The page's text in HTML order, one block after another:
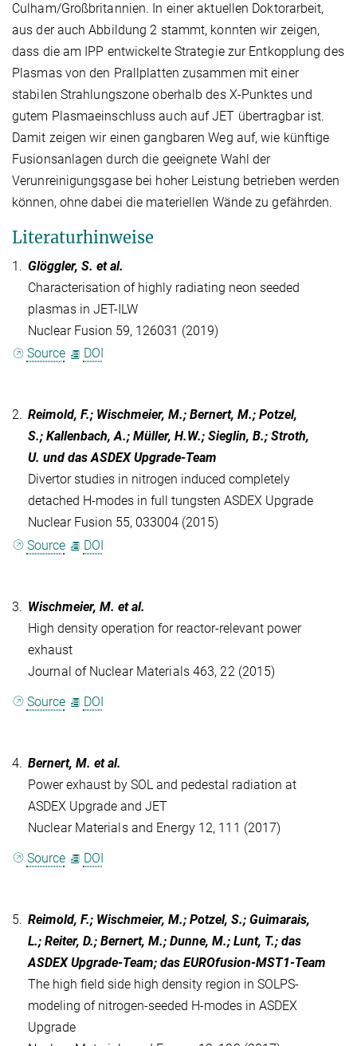
Culham/Großbritannien. In einer aktuellen Doktorarbeit,
aus der auch Abbildung 2 stammt, konnten wir zeigen,
dass die am IPP entwickelte Strategie zur Entkopplung des
Plasmas von den Prallplatten zusammen mit einer
stabilen Strahlungszone oberhalb des X-Punktes und
gutem Plasmaeinschluss auch auf JET übertragbar ist.
Damit zeigen wir einen gangbaren Weg auf, wie künftige
Fusionsanlagen durch die geeignete Wahl der
Verunreinigungsgase bei hoher Leistung betrieben werden
können, ohne dabei die materiellen Wände zu gefährden.
Literaturhinweise
1. Glöggler, S. et al.
Characterisation of highly radiating neon seeded
plasmas in JET-ILW
Nuclear Fusion 59, 126031 (2019)
Source
DOI
2. Reimold, F.; Wischmeier, M.; Bernert, M.; Potzel,
S.; Kallenbach, A.; Müller, H.W.; Sieglin, B.; Stroth,
U. und das ASDEX Upgrade-Team
Divertor studies in nitrogen induced completely
detached H-modes in full tungsten ASDEX Upgrade
Nuclear Fusion 55, 033004 (2015)
Source
DOI
3. Wischmeier, M. et al.
High density operation for reactor-relevant power
exhaust
Journal of Nuclear Materials 463, 22 (2015)
Source DOI
4. Bernert, M. et al.
Power exhaust by SOL and pedestal radiation at
ASDEX Upgrade and JET
Nuclear Materials and Energy 12, 111 (2017)
Source DOI
5. Reimold, F.; Wischmeier, M.; Potzel, S.; Guimarais,
L.; Reiter, D.; Bernert, M.; Dunne, M.; Lunt, T.; das
ASDEX Upgrade-Team; das EUROfusion-MST1-Team
The high field side high density region in SOLPS-
modeling of nitrogen-seeded H-modes in ASDEX
Upgrade